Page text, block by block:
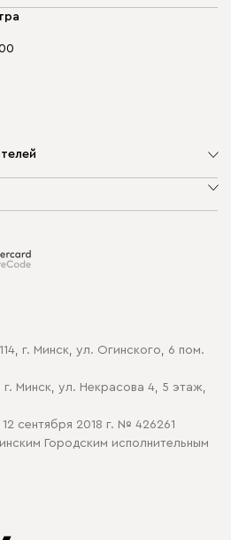
cookie
г. Минск, ул. Огинского, 6 пом.
Минск, ул. Некрасова 4, 5 этаж,
сентября 2018 г. № 426261
Городским исполнительным